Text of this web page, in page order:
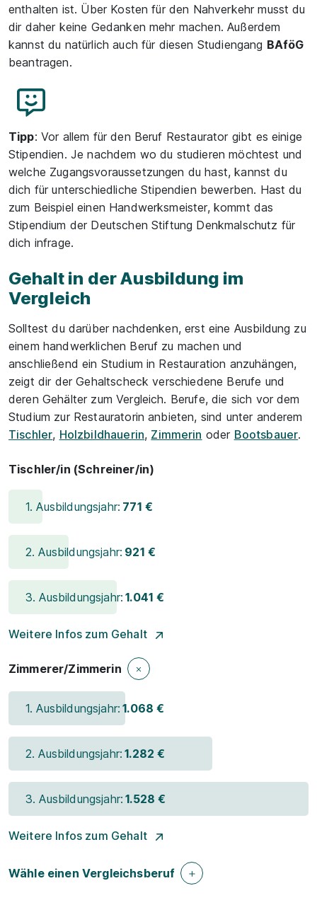
enthalten ist. Über Kosten für den Nahverkehr musst du
dir daher keine Gedanken mehr machen. Außerdem
kannst du natürlich auch für diesen Studiengang BAföG
beantragen.
Tipp: Vor allem für den Beruf Restaurator gibt es einige
Stipendien. Je nachdem wo du studieren möchtest und
welche Zugangsvoraussetzungen du hast, kannst du
dich für unterschiedliche Stipendien bewerben. Hast du
zum Beispiel einen Handwerksmeister, kommt das
Stipendium der Deutschen Stiftung Denkmalschutz für
dich infrage.
Gehalt in der Ausbildung im
Vergleich
Solltest du darüber nachdenken, erst eine Ausbildung zu
einem handwerklichen Beruf zu machen und
anschließend ein Studium in Restauration anzuhängen,
zeigt dir der Gehaltscheck verschiedene Berufe und
deren Gehälter zum Vergleich. Berufe, die sich vor dem
Studium zur Restauratorin anbieten, sind unter anderem
Tischler, Holzbildhauerin, Zimmerin oder Bootsbauer.
Tischler/in (Schreiner/in)
1. Ausbildungsjahr: 771 €
2. Ausbildungsjahr: 921 €
3. Ausbildungsjahr: 1.041 €
Weitere Infos zum Gehalt
Zimmerer/Zimmerin
1. Ausbildungsjahr: 1.068 €
2. Ausbildungsjahr: 1.282 €
3. Ausbildungsjahr: 1.528 €
Weitere Infos zum Gehalt
Wähle einen Vergleichsberuf